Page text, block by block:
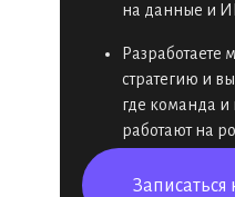
на данные и
Разработаете
стратегию и
где команда
работают на